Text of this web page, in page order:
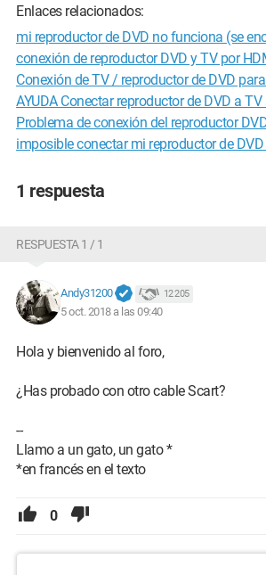
Enlaces relacionados:
mi reproductor de DVD no funciona (se
conexión de reproductor DVD y TV por
Conexión de TV / reproductor de DVD
AYUDA Conectar reproductor de DVD a
Problema de conexión del reproductor
imposible conectar mi reproductor de
1 respuesta
RESPUESTA 1 / 1
Andy31200 12 205
5 oct. 2018 a las 09:40
Hola y bienvenido al foro,
¿Has probado con otro cable Scart?
--
Llamo a un gato, un gato *
*en francés en el texto
0